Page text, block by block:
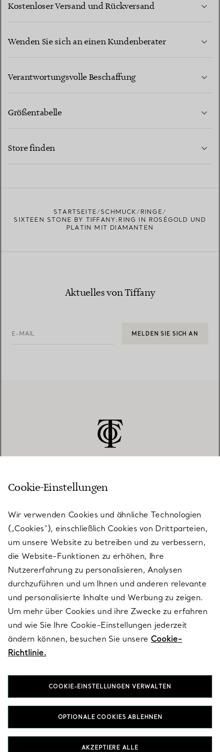
Kostenloser Versand und Rückversand
Wenden Sie sich an einen Kundenberater
Verantwortungsvolle Beschaffung
Größentabelle
Store finden
STARTSEITE SCHMUCK
RINGE
SIXTEEN STONE BY TIFFANY:RING IN ROSÉGOLD UND
PLATIN MIT DIAMANTEN
Aktuelles von Tiffany
E-MAIL MELDEN SIE SICH AN
KUNDENSERVICE
SERVICES
ÜBER TIFFANY & CO.
RECHTLICHE HINWEISE
FOLGEN SIE UNS
T&Co. 2026
Cookie-Einstellungen
Wir verwenden Cookies und ähnliche Technologien
(„Cookies“), einschließlich Cookies von Drittparteien,
um unsere Website zu betreiben und zu verbessern,
die Website-Funktionen zu erhöhen, Ihre
Nutzererfahrung zu personalisieren, Analysen
durchzuführen und um Ihnen und anderen relevante
und personalisierte Inhalte und Werbung zu zeigen.
Um mehr über Cookies und ihre Zwecke zu erfahren
und wie Sie Ihre Cookie-Einstellungen jederzeit
ändern können, besuchen Sie unsere Cookie-
Richtlinie.
COOKIE-EINSTELLUNGEN VERWALTEN
OPTIONALE COOKIES ABLEHNEN
AKZEPTIERE ALLE